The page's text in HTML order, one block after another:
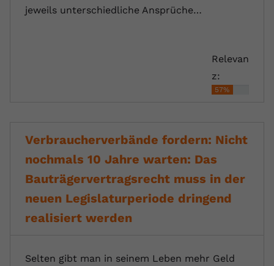
jeweils unterschiedliche Ansprüche…
Relevan
z:
57%
Verbraucherverbände fordern: Nicht
nochmals 10 Jahre warten: Das
Bauträgervertragsrecht muss in der
neuen Legislaturperiode dringend
realisiert werden
Selten gibt man in seinem Leben mehr Geld